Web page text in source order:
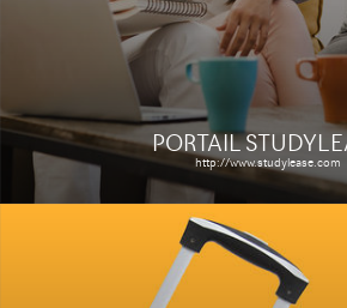
PORTAIL
http://www.studylease.com